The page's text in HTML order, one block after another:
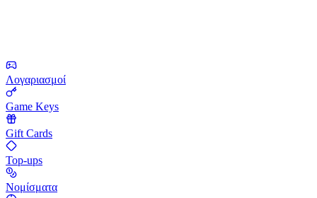
Λογαριασμοί
Game Keys
Gift Cards
Top-ups
Νομίσματα